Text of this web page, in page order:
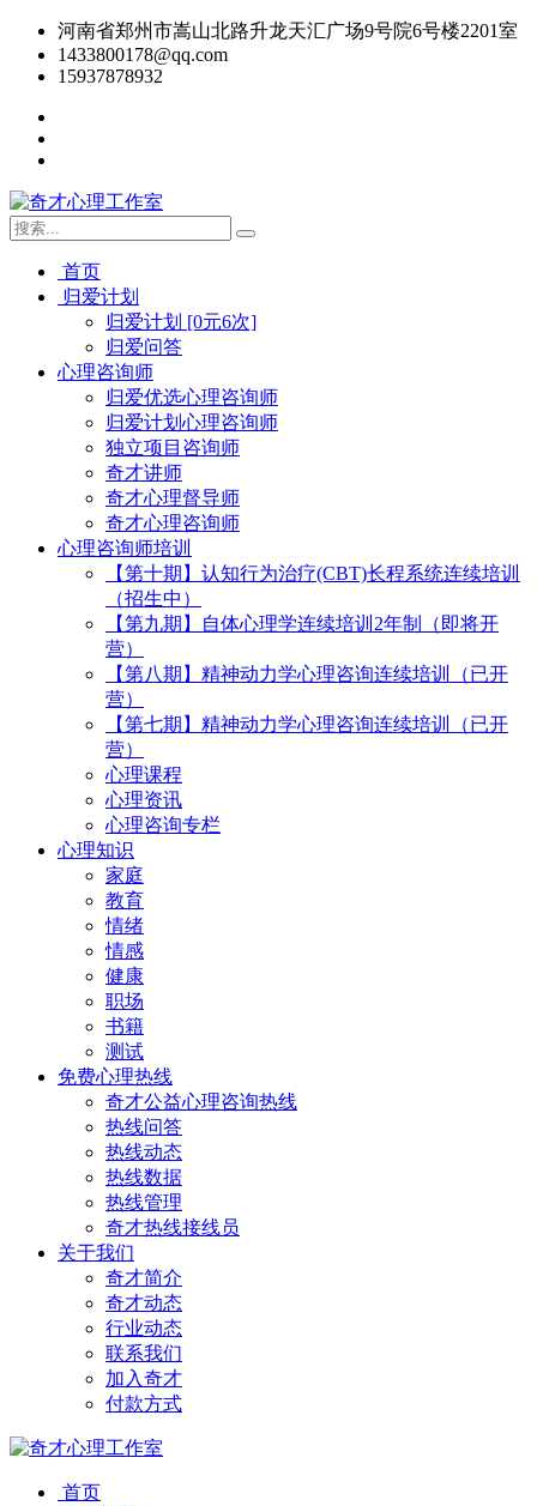
河南省郑州市嵩山北路升龙天汇广场9号院6号楼2201室
1433800178@qq.com
15937878932
首页
归爱计划
归爱计划 [0元6次]
归爱问答
心理咨询师
归爱优选心理咨询师
归爱计划心理咨询师
独立项目咨询师
奇才讲师
奇才心理督导师
奇才心理咨询师
心理咨询师培训
【第十期】认知行为治疗(CBT)长程系统连续培训
（招生中）
【第九期】自体心理学连续培训2年制（即将开
营）
【第八期】精神动力学心理咨询连续培训（已开
营）
【第七期】精神动力学心理咨询连续培训（已开
营）
心理课程
心理资讯
心理咨询专栏
心理知识
家庭
教育
情绪
情感
健康
职场
书籍
测试
免费心理热线
奇才公益心理咨询热线
热线问答
热线动态
热线数据
热线管理
奇才热线接线员
关于我们
奇才简介
奇才动态
行业动态
联系我们
加入奇才
付款方式
首页